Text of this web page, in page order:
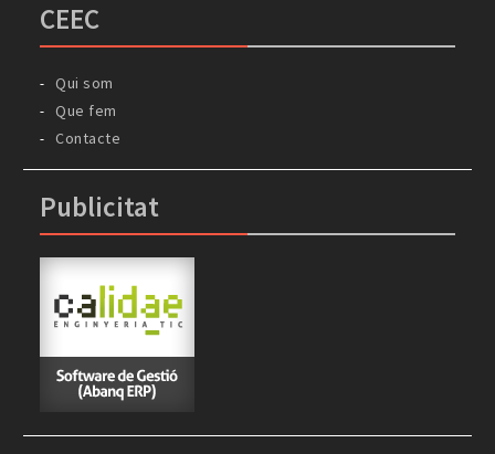
CEEC
Qui som
Que fem
Contacte
Publicitat